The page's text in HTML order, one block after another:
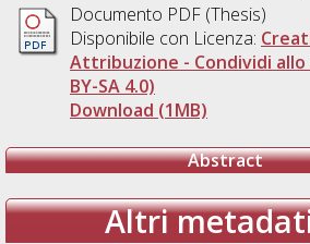
Documento PDF (Thesis)
Disponibile con Licenza:
Attribuzione - Condividi allo
BY-SA 4.0)
Download (1MB)
Abstract
Altri